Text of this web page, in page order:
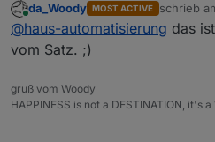
Den 2.
Online
da_Woody MOST ACTIVE schrieb
zuletzt
@haus-automatisierung das
vom Satz. ;)
gruß vom Woody
HAPPINESS is not a DESTINATION, it's a